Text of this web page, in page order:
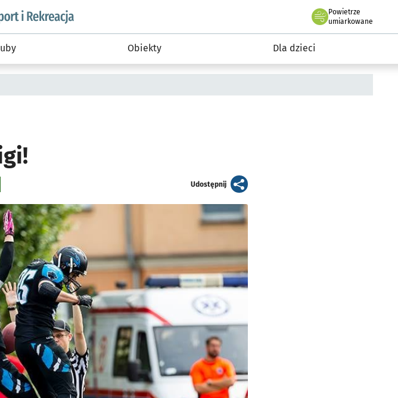
wroclaw.pl podserwis: Sport i rekreacja
Powietrze
we Wrocławiu
umiarkowane
Obiekty Dla dzieci
Udostępnijartykuł